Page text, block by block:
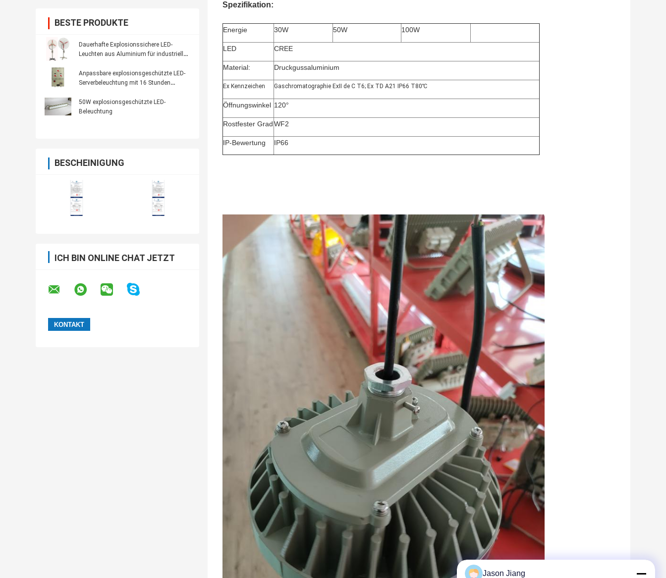
BESTE PRODUKTE
Dauerhafte Explosionssichere LED-
Leuchten aus Aluminium für industrielle
Anpassbare explosionsgeschützte LED-
Serverbeleuchtung mit 16 Stunden
50W explosionsgeschützte LED-
Beleuchtung
BESCHEINIGUNG
ICH BIN ONLINE CHAT JETZT
Spezifikation:
Energie 30W 50W 100W
LED CREE
Material: Druckgussaluminium
Ex Kennzeichen Gaschromatographie ExⅡ de C T6; Ex TD A21 IP66 T80℃
Öffnungswinkel 120°
Rostfester GradWF2
IP-Bewertung IP66
Jason Jiang